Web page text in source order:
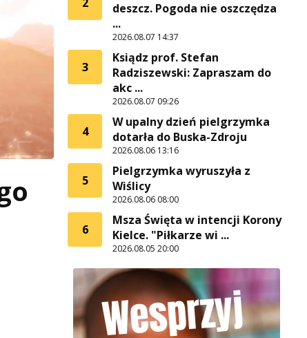
deszcz. Pogoda nie oszczędza
...
2026.08.07 14:37
3
Ksiądz prof. Stefan
Radziszewski: Zapraszam do
akc ...
2026.08.07 09:26
4
W upalny dzień pielgrzymka
dotarła do Buska-Zdroju
2026.08.06 13:16
5
Pielgrzymka wyruszyła z
Wiślicy
2026.08.06 08:00
6
Msza Święta w intencji Korony
Kielce. "Piłkarze wi ...
2026.08.05 20:00